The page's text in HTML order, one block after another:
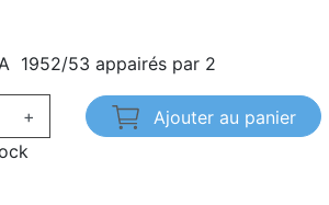
1952/53 appairés par 2
+ Ajouter au panier